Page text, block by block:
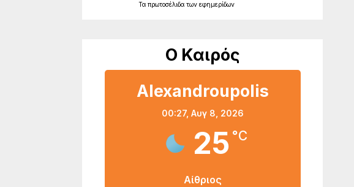
Τα πρωτοσέλιδα των εφημερίδων
Ο Καιρός
Alexandroupolis
00:27, Αυγ 8, 2026
25 °C
Αίθριος